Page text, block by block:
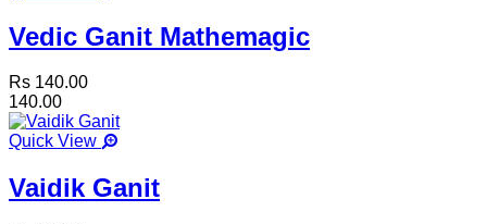
Vedic Ganit Mathemagic
Rs 140.00
140.00
Quick View
Vaidik Ganit